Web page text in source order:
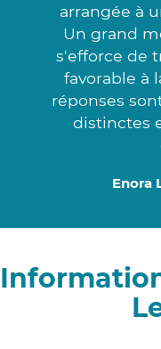
arrangée à
Un grand
s'efforce de
favorable à
réponses
distinctes
Enora